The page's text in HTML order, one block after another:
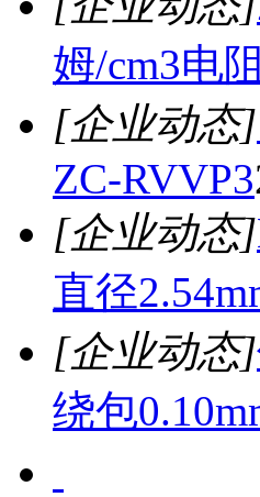
姆/cm3电
[企业动态]
ZC-RVVP3
[企业动态]
直径
[企业动态]
绕包